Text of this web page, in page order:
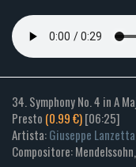
34. Symphony No. 4 in A
Presto (0.99 €)[06:25]
Artista:Giuseppe
Compositore: